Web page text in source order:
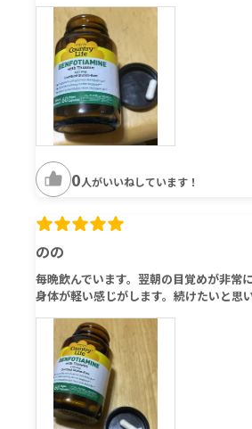
0人がいいねしています！
のの
毎晩飲んでいます。翌朝の目覚めが非常
身体が軽い感じがします。続けたいと思